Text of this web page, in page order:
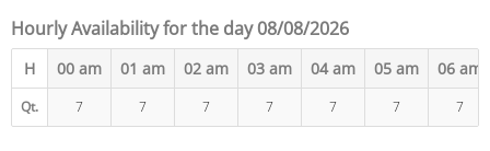
Hourly Availability for the day 08/08/2026
H 00 am 01 am 02 am 03 am 04 am 05 am 06 am
Qt. 7 7 7 7 7 7 7